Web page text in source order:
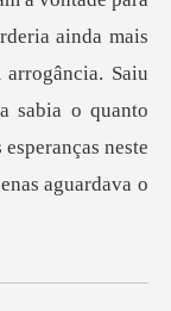
ainda mais
Saiu